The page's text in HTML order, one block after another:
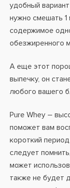
удобный
нужно смешать
содержимое
обезжиренного
А еще этот
выпечку, он
любого вашего
Pure Whey –
поможет вам
короткий
следует
может
также не будет